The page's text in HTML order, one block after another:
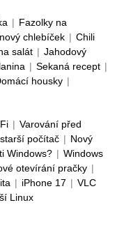
| Fazolky na
chlebíček | Chili
salát | Jahodový
| Sekaná recept |
housky |
| Varování před
počítač | Nový
Windows? | Windows
otevírání pračky |
| iPhone 17 | VLC
Linux